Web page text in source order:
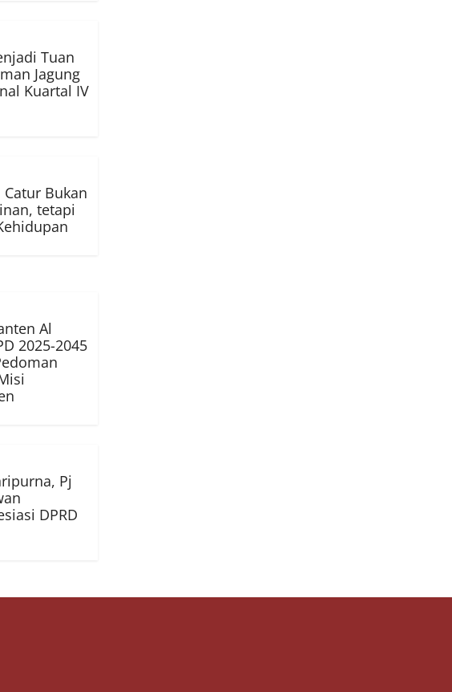
Tuan
Jagung
Kuartal IV
Bukan
tetapi
Al
2025-2045
Pj
DPRD